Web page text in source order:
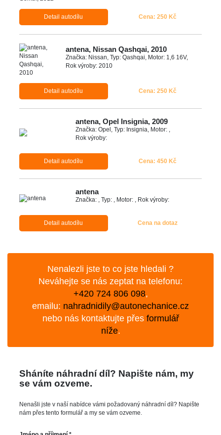
Detail autodílu Cena: 250 Kč
antena, Nissan Qashqai, 2010
Značka: Nissan, Typ: Qashqai, Motor: 1,6 16V,
Rok výroby: 2010
Detail autodílu Cena: 250 Kč
antena, Opel Insignia, 2009
Značka: Opel, Typ: Insignia, Motor: ,
Rok výroby:
Detail autodílu Cena: 450 Kč
antena
Značka: , Typ: , Motor: , Rok výroby:
Detail autodílu Cena na dotaz
Nenalezli jste to co jste hledali ?
Neváhejte se nás zeptat na telefonu:
+420 724 806 098,
emailu: nahradnidily@autonechanice.cz
nebo nás kontaktujte přes formulář
níže.
Sháníte náhradní díl? Napište nám, my
se vám ozveme.
Nenašli jste v naší nabídce vámi požadovaný náhradní díl? Napište
nám přes tento formulář a my se vám ozveme.